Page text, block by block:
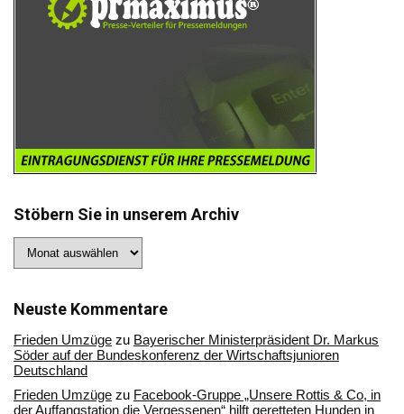
Stöbern Sie in unserem Archiv
Sie
Archiv
Neuste Kommentare
Frieden Umzüge zu Bayerischer Ministerpräsident Dr. Markus
Söder auf der Bundeskonferenz der Wirtschaftsjunioren
Deutschland
Frieden Umzüge zu Facebook-Gruppe „Unsere Rottis & Co, in
der Auffangstation die Vergessenen“ hilft geretteten Hunden in